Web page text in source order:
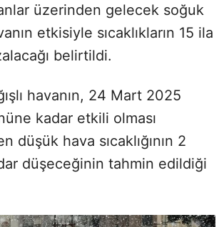
üzerinden gelecek soğuk
etkisiyle sıcaklıkların 15 ila
belirtildi.
havanın, 24 Mart 2025
kadar etkili olması
düşük hava sıcaklığının 2
düşeceğinin tahmin edildiği